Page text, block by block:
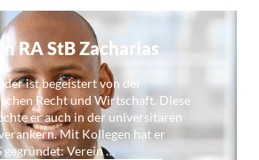
RA StB Zacharias
ist begeistert von der
Recht und Wirtschaft. Diese
er auch in der universitären
Mit Kollegen hat er
gegründet: Verein …